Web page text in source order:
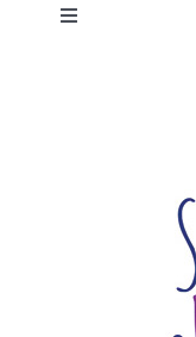
Toggle
Widerrufsbelehrung